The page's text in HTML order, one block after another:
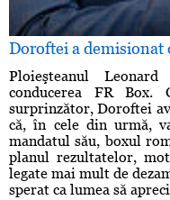
Doroftei a demisionat
Ploieşteanul
conducerea FR
surprinzător, Doroftei
că, în cele din urmă,
mandatul său, boxul
planul rezultatelor,
legate mai mult de
sperat ca lumea să